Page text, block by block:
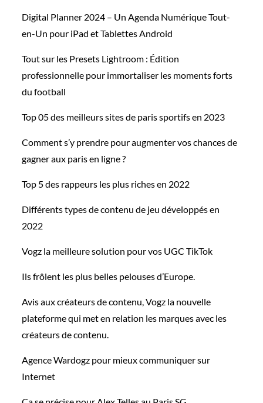
Digital Planner 2024 – Un Agenda Numérique Tout-
en-Un pour iPad et Tablettes Android
Tout sur les Presets Lightroom : Édition
professionnelle pour immortaliser les moments forts
du football
Top 05 des meilleurs sites de paris sportifs en 2023
Comment s’y prendre pour augmenter vos chances de
gagner aux paris en ligne ?
Top 5 des rappeurs les plus riches en 2022
Différents types de contenu de jeu développés en
2022
Vogz la meilleure solution pour vos UGC TikTok
Ils frôlent les plus belles pelouses d’Europe.
Avis aux créateurs de contenu, Vogz la nouvelle
plateforme qui met en relation les marques avec les
créateurs de contenu.
Agence Wardogz pour mieux communiquer sur
Internet